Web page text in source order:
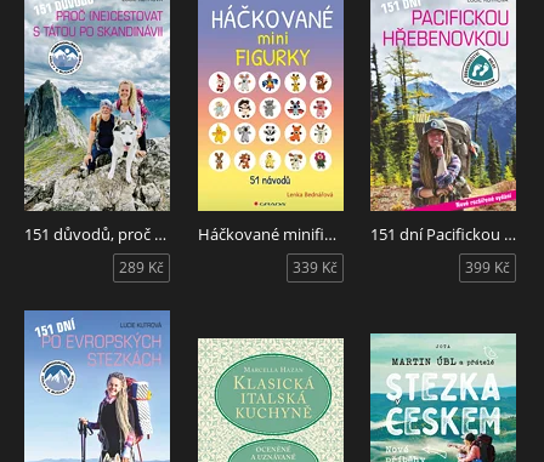
151 důvodů, proč necestovat s tátou po Skandinávii
289 Kč
Háčkované minifigurky
339 Kč
151 dní Pacifickou hřebenovkou
399 Kč